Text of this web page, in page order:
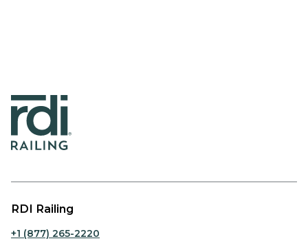
RDI Railing
+1 (877) 265-2220